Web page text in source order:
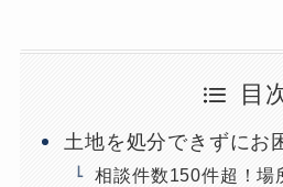
目
土地を処分できずにお
相談件数150件超！場